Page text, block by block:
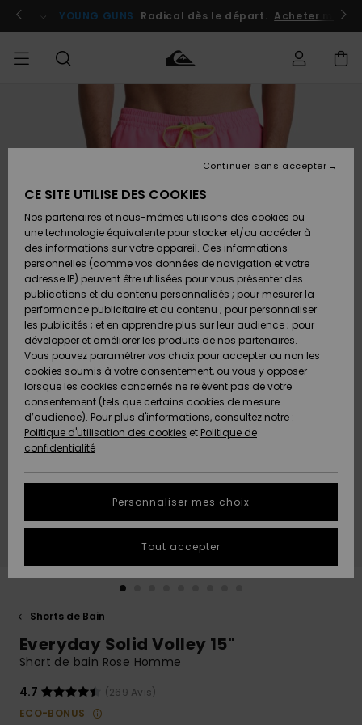
l'information
le
Se connecter / s'inscrire
YOUNG GUNS Radical dès le départ. Acheter
Vêtements
Chaussures
& Tongs
Surf
Snow
Nouveautés
A
Découvrir
Vêtements
Chaussures
& Tongs
Surf
Snow
Nouveautés
A
Découvrir
FEMME
Shop
A
Découvrir
Snow
SURF
Surf
Shop
Homme
Surf
Shop
Enfant
Highlights
Communauté
SNOW
Snow
Shop
Homme
Snow
Shop
Enfant
Snow
Shop
Femme
A
Découvrir
Communauté
OUTLET
Outlet
Homme
Enfant
Outlet
Femme
AIDE &
CONTACT
Accéder à
ma
commande
Retours
Paiement
Carte
Cadeau
Quiksilver
Freedom
Protection
des
tailles
conversation
plus rapide
à votre
Démarrer
MAGASINS
QUIKSILVER
Shorts de Bain
Everyday Solid Volley 15"
Short de bain Rose Homme
4.7
(269 Avis)
ECO-BONUS
CE SITE UTILISE DES COOKIES
Nos partenaires et nous-mêmes utilisons des cookies ou
une technologie équivalente pour stocker et/ou accéder à
des informations sur votre appareil. Ces informations
personnelles (comme vos données de navigation et votre
adresse IP) peuvent être utilisées pour vous présenter des
publications et du contenu personnalisés ; pour mesurer la
performance publicitaire et du contenu ; pour personnaliser
les publicités ; et en apprendre plus sur leur audience ; pour
développer et améliorer les produits de nos partenaires.
Vous pouvez paramétrer vos choix pour accepter ou non les
cookies soumis à votre consentement, ou vous y opposer
lorsque les cookies concernés ne relèvent pas de votre
consentement (tels que certains cookies de mesure
d’audience). Pour plus d'informations, consultez notre :
Politique d'utilisation des cookies et Politique de
confidentialité
Personnaliser mes choix
Continuer sans accepter
Tout accepter